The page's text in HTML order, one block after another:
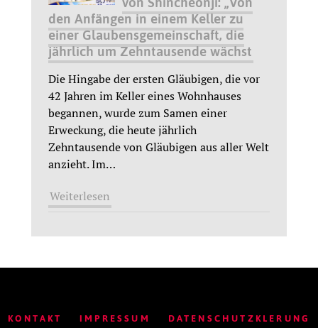
den Anfängen in einem Keller zu
einer Glaubensgemeinschaft, die
jährlich um Zehntausende wächst
Die Hingabe der ersten Gläubigen, die vor
42 Jahren im Keller eines Wohnhauses
begannen, wurde zum Samen einer
Erweckung, die heute jährlich
Zehntausende von Gläubigen aus aller Welt
anzieht. Im…
Weiterlesen
KONTAKT IMPRESSUM DATENSCHUTZKLERUNG